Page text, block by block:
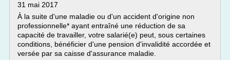
31 mai 2017
À la suite d'une maladie ou d'un accident d'origine non
professionnelle* ayant entraîné une réduction de sa
capacité de travailler, votre salarié(e) peut, sous certaines
conditions, bénéficier d'une pension d'invalidité accordée et
versée par sa caisse d'assurance maladie.